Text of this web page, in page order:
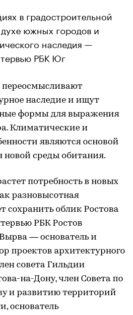
в градостроительной
южных городов и
наследия —
РБК Юг
переосмысливают
наследие и ищут
формы для выражения
Климатические и
являются основой
среды обитания.
потребность в новых
разновысотная
сохранить облик Ростова
РБК Ростов
— основатель и
проектов архитектурного
совета Гильдии
на-Дону, член Совета по
и развитию территорий
основатель